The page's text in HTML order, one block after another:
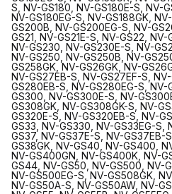
S, NV-GS180, NV-GS180E-S, NV-
NV-GS180EG-S, NV-GS188GK,
GS200B, NV-GS200EG-S, NV-
GS21, NV-GS21E-S, NV-GS22, NV-
NV-GS230, NV-GS230E-S, NV-
NV-GS250, NV-GS250B, NV-
GS258GK, NV-GS26GK, NV-
NV-GS27EB-S, NV-GS27EF-S,
GS280EB-S, NV-GS280EG-S, NV-
GS300, NV-GS300E-S, NV-
GS308GK, NV-GS308GK-S, NV-
GS320E-S, NV-GS320EB-S, NV-
GS33, NV-GS330, NV-GS33EG-S,
GS37, NV-GS37E-S, NV-GS37EB-
GS38GK, NV-GS40, NV-GS400,
NV-GS400GN, NV-GS400K, NV-
GS44, NV-GS50, NV-GS500, NV-
NV-GS500EG-S, NV-GS508GK,
NV-GS50A-S, NV-GS50AW, NV-